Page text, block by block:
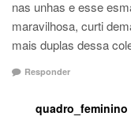
nas unhas e esse
maravilhosa, curti
mais duplas dessa
Responder
quadro_feminino